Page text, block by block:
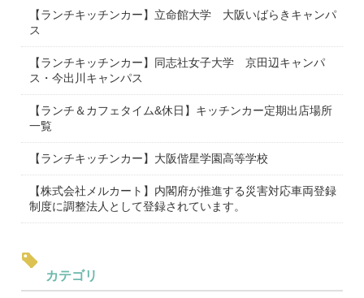
【ランチキッチンカー】立命館大学 大阪いばらきキャンパ
ス
【ランチキッチンカー】同志社女子大学 京田辺キャンパ
ス・今出川キャンパス
【ランチ＆カフェタイム&休日】キッチンカー定期出店場所
一覧
【ランチキッチンカー】大阪偕星学園高等学校
【株式会社メルカート】内閣府が推進する災害対応車両登録
制度に調整法人として登録されています。
カテゴリ